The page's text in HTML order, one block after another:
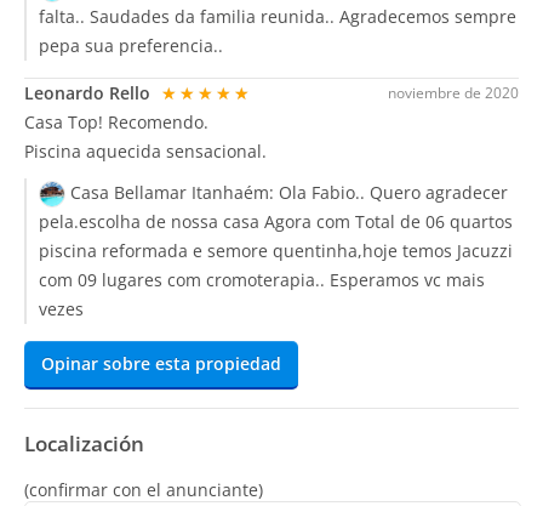
falta.. Saudades da familia reunida.. Agradecemos sempre
pepa sua preferencia..
noviembre de 2020
Leonardo Rello ★★★★★
Casa Top! Recomendo.
Piscina aquecida sensacional.
Casa Bellamar Itanhaém: Ola Fabio.. Quero agradecer
pela.escolha de nossa casa Agora com Total de 06 quartos
piscina reformada e semore quentinha,hoje temos Jacuzzi
com 09 lugares com cromoterapia.. Esperamos vc mais
vezes
Opinar sobre esta propiedad
Localización
(confirmar con el anunciante)